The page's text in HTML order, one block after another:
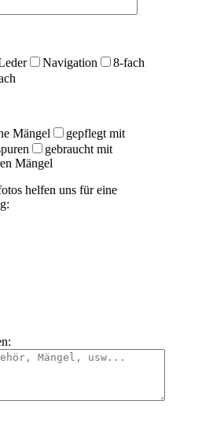
Navigation
8-fach
Mängel
gepflegt mit
gebraucht mit
Mängel
helfen uns für eine